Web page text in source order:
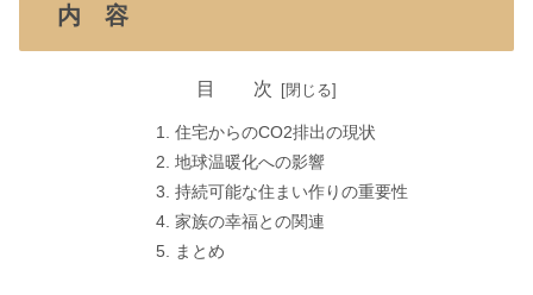
内 容
目 次
住宅からのCO2排出の現状
地球温暖化への影響
持続可能な住まい作りの重要性
家族の幸福との関連
まとめ